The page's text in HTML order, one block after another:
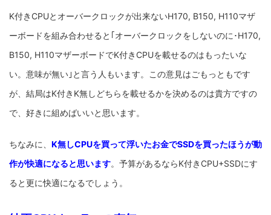
K付きCPUとオーバークロックが出来ないH170, B150, H110マザ
ーボードを組み合わせると｢オーバークロックをしないのに･H170,
B150, H110マザーボードでK付きCPUを載せるのはもったいな
い。意味が無い｣と言う人もいます。この意見はごもっともです
が、結局はK付きK無しどちらを載せるかを決めるのは貴方ですの
で、好きに組めばいいと思います。
ちなみに、 K無しCPUを買って浮いたお金でSSDを買ったほうが動
作が快適になると思います。予算があるならK付きCPU+SSDにす
ると更に快適になるでしょう。